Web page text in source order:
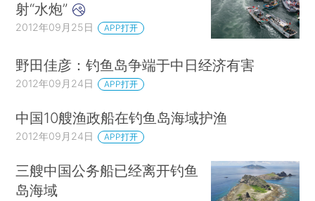
射“水炮”
2012年09月25日 APP打开
野田佳彦：钓鱼岛争端于中日经济有害
2012年09月24日 APP打开
中国10艘渔政船在钓鱼岛海域护渔
2012年09月24日 APP打开
三艘中国公务船已经离开钓鱼
岛海域